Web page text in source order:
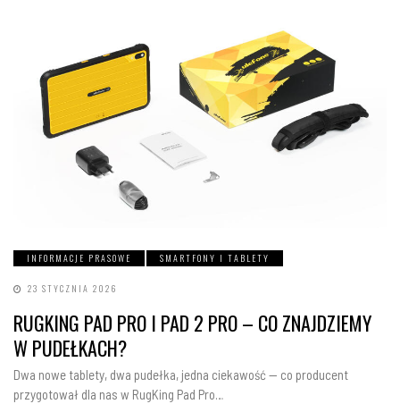
INFORMACJE PRASOWE SMARTFONY I TABLETY
23 STYCZNIA 2026
RUGKING PAD PRO I PAD 2 PRO – CO ZNAJDZIEMY
W PUDEŁKACH?
Dwa nowe tablety, dwa pudełka, jedna ciekawość — co producent
przygotował dla nas w RugKing Pad Pro…